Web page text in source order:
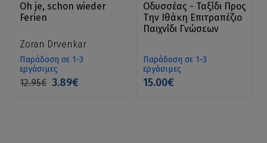
Oh je, schon wieder
Ferien
Zoran Drvenkar
Παράδοση σε 1-3
εργάσιμες
12.95€ 3.89€
Οδυσσέας - Ταξίδι Προς
Την Ιθάκη Επιτραπέζιο
Παιχνίδι Γνώσεων
Παράδοση σε 1-3
εργάσιμες
15.00€